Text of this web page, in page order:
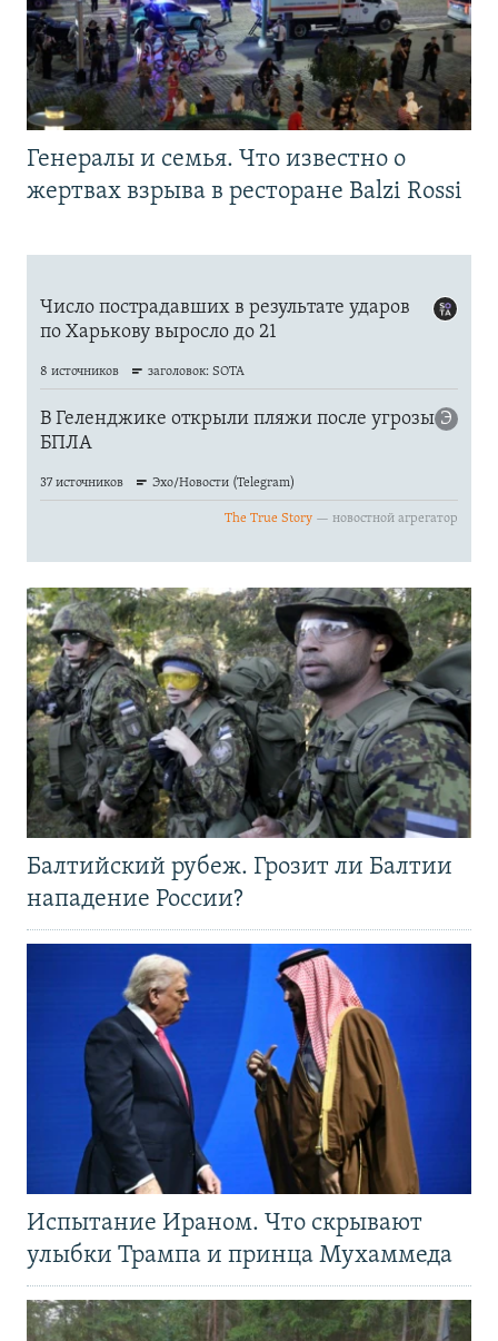
Генералы и семья. Что известно о
жертвах взрыва в ресторане Balzi Rossi
Балтийский рубеж. Грозит ли Балтии
нападение России?
Испытание Ираном. Что скрывают
улыбки Трампа и принца Мухаммеда